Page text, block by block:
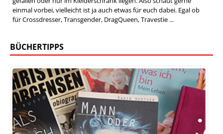
einmal vorbei, vielleicht ist ja auch etwas für euch dabei. Egal ob
für Crossdresser, Transgender, DragQueen, Travestie ...
BÜCHERTIPPS